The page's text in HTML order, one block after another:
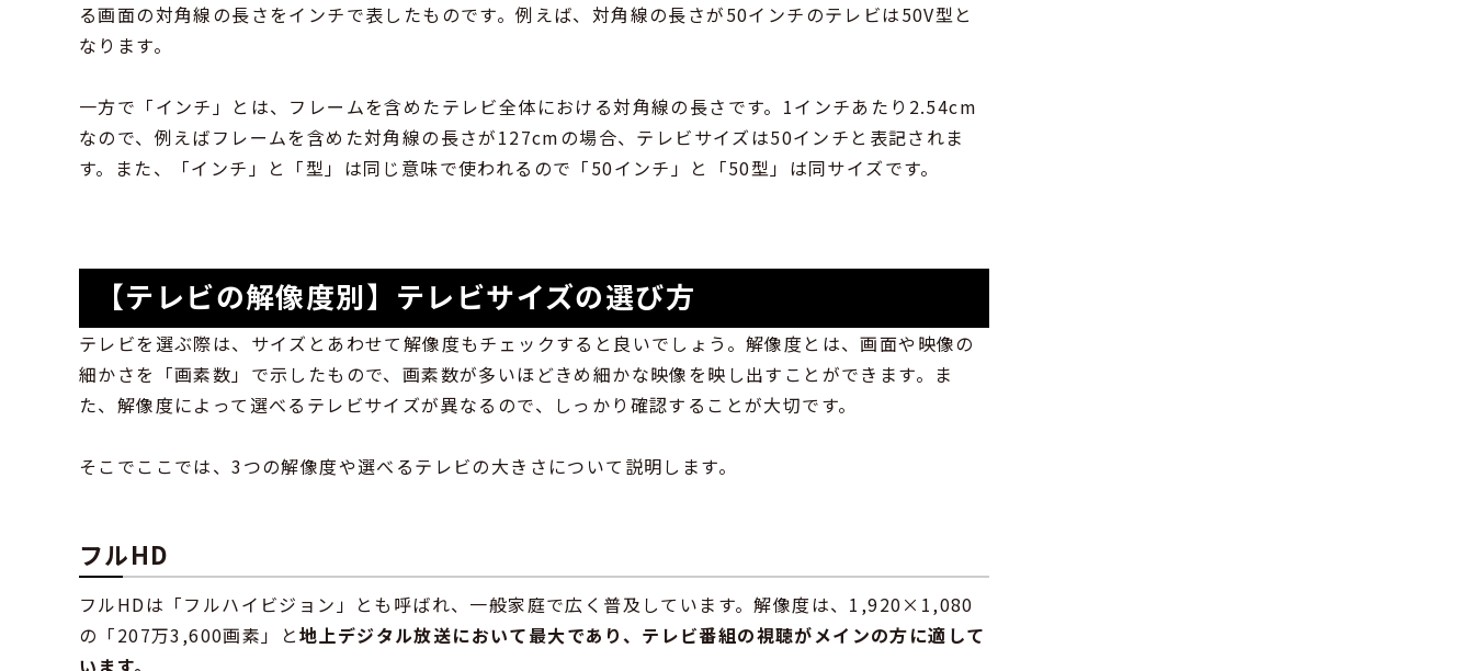
る画面の対角線の長さをインチで表したものです。例えば、対角線の長さが50インチのテレビは50V型と
なります。
一方で「インチ」とは、フレームを含めたテレビ全体における対角線の長さです。1インチあたり2.54cm
なので、例えばフレームを含めた対角線の長さが127cmの場合、テレビサイズは50インチと表記されま
す。また、「インチ」と「型」は同じ意味で使われるので「50インチ」と「50型」は同サイズです。
【テレビの解像度別】テレビサイズの選び方
テレビを選ぶ際は、サイズとあわせて解像度もチェックすると良いでしょう。解像度とは、画面や映像の
細かさを「画素数」で示したもので、画素数が多いほどきめ細かな映像を映し出すことができます。ま
た、解像度によって選べるテレビサイズが異なるので、しっかり確認することが大切です。
そこでここでは、3つの解像度や選べるテレビの大きさについて説明します。
フルHD
フルHDは「フルハイビジョン」とも呼ばれ、一般家庭で広く普及しています。解像度は、1,920×1,080
の「207万3,600画素」と地上デジタル放送において最大であり、テレビ番組の視聴がメインの方に適して